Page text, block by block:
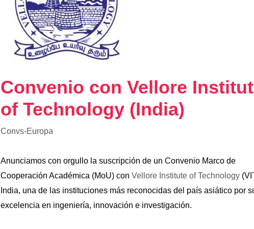
Convenio con Vellore
of Technology (India)
Convs-Europa
Anunciamos con orgullo la suscripción de un Convenio Marco de
Cooperación Académica (MoU) con Vellore Institute of Technology
India, una de las instituciones más reconocidas del país asiático por
excelencia en ingeniería, innovación e investigación.